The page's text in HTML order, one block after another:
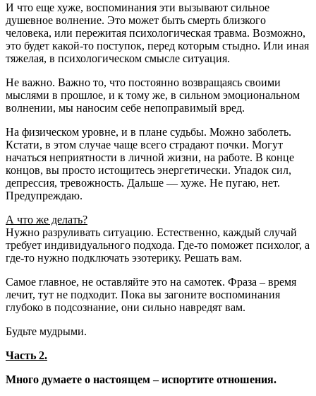
И что еще хуже, воспоминания эти вызывают сильное
душевное волнение. Это может быть смерть близкого
человека, или пережитая психологическая травма. Возможно,
это будет какой-то поступок, перед которым стыдно. Или иная
тяжелая, в психологическом смысле ситуация.
Не важно. Важно то, что постоянно возвращаясь своими
мыслями в прошлое, и к тому же, в сильном эмоциональном
волнении, мы наносим себе непоправимый вред.
На физическом уровне, и в плане судьбы. Можно заболеть.
Кстати, в этом случае чаще всего страдают почки. Могут
начаться неприятности в личной жизни, на работе. В конце
концов, вы просто истощитесь энергетически. Упадок сил,
депрессия, тревожность. Дальше — хуже. Не пугаю, нет.
Предупреждаю.
А что же делать?
Нужно разруливать ситуацию. Естественно, каждый случай
требует индивидуального подхода. Где-то поможет психолог, а
где-то нужно подключать эзотерику. Решать вам.
Самое главное, не оставляйте это на самотек. Фраза – время
лечит, тут не подходит. Пока вы загоните воспоминания
глубоко в подсознание, они сильно навредят вам.
Будьте мудрыми.
Часть 2.
Много думаете о настоящем – испортите отношения.